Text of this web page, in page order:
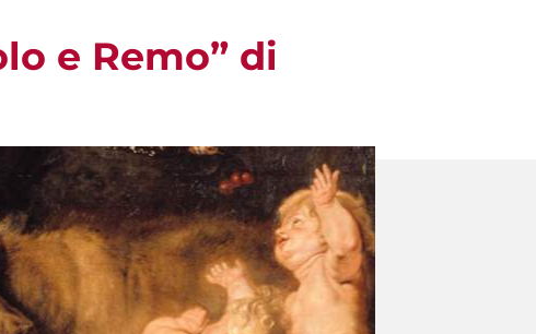
e Remo” di